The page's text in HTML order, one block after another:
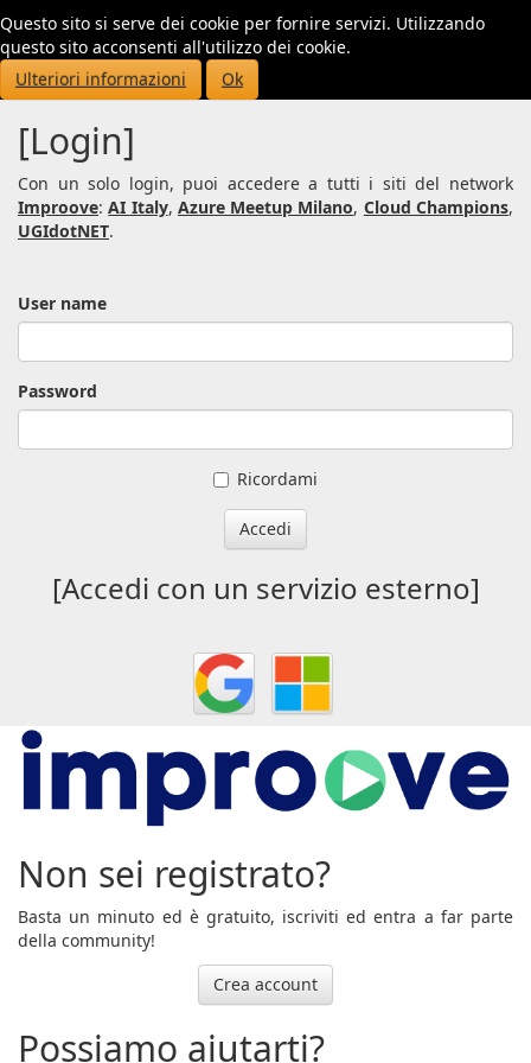
Questo sito si serve dei cookie per fornire servizi. Utilizzando
questo sito acconsenti all'utilizzo dei cookie.
Ulteriori informazioni
Ok
[Login]
Con un solo login, puoi accedere a tutti i siti del network
Improove:AI Italy, Azure Meetup Milano, Cloud Champions,
UGIdotNET.
User name
Password
Ricordami
Accedi
[Accedi con un servizio esterno]
Non sei registrato?
Basta un minuto ed è gratuito, iscriviti ed entra a far parte
della community!
Crea account
Possiamo aiutarti?